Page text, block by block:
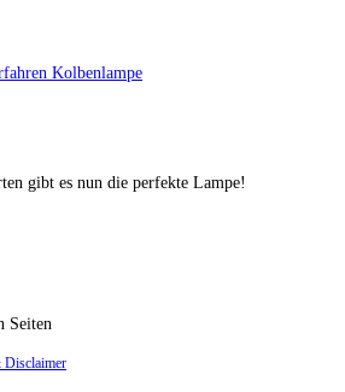
gibt es nun die perfekte Lampe!
Seiten
Disclaimer